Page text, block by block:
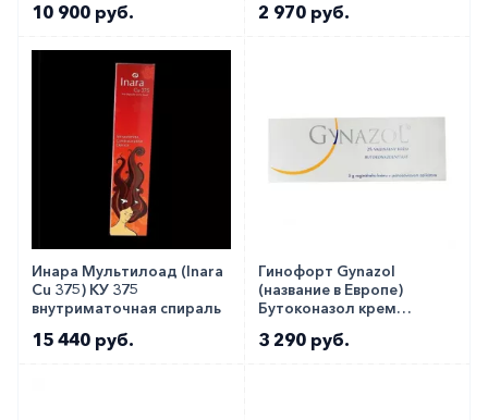
10 900 руб. 2 970 руб.
Инара Мультилоад (Inara
Cu 375) КУ 375
внутриматочная спираль
15 440 руб.
Гинофорт Gynazol
(название в Европе)
Бутоконазол крем
3 290 руб.